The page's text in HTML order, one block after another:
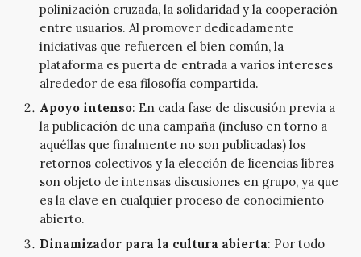
polinización cruzada, la solidaridad y la cooperación
entre usuarios. Al promover dedicadamente
iniciativas que refuercen el bien común, la
plataforma es puerta de entrada a varios intereses
alrededor de esa filosofía compartida.
Apoyo intenso: En cada fase de discusión previa a
la publicación de una campaña (incluso en torno a
aquéllas que finalmente no son publicadas) los
retornos colectivos y la elección de licencias libres
son objeto de intensas discusiones en grupo, ya que
es la clave en cualquier proceso de conocimiento
abierto.
Dinamizador para la cultura abierta: Por todo